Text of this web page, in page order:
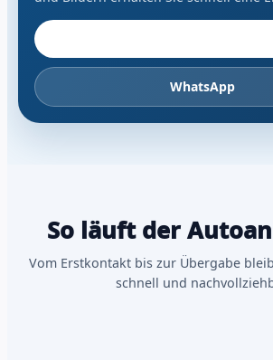
WhatsApp
So läuft der
Vom Erstkontakt bis zur Übergabe
schnell und